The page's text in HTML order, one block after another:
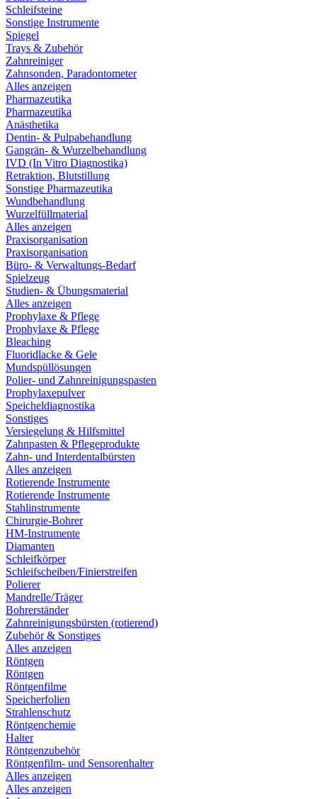
Schleifsteine
Sonstige Instrumente
Spiegel
Trays & Zubehör
Zahnreiniger
Zahnsonden, Paradontometer
Alles anzeigen
Pharmazeutika
Pharmazeutika
Anästhetika
Dentin- & Pulpabehandlung
Gangrän- & Wurzelbehandlung
IVD (In Vitro Diagnostika)
Retraktion, Blutstillung
Sonstige Pharmazeutika
Wundbehandlung
Wurzelfüllmaterial
Alles anzeigen
Praxisorganisation
Praxisorganisation
Büro- & Verwaltungs-Bedarf
Spielzeug
Studien- & Übungsmaterial
Alles anzeigen
Prophylaxe & Pflege
Prophylaxe & Pflege
Bleaching
Fluoridlacke & Gele
Mundspüllösungen
Polier- und Zahnreinigungspasten
Prophylaxepulver
Speicheldiagnostika
Sonstiges
Versiegelung & Hilfsmittel
Zahnpasten & Pflegeprodukte
Zahn- und Interdentalbürsten
Alles anzeigen
Rotierende Instrumente
Rotierende Instrumente
Stahlinstrumente
Chirurgie-Bohrer
HM-Instrumente
Diamanten
Schleifkörper
Schleifscheiben/Finierstreifen
Polierer
Mandrelle/Träger
Bohrerständer
Zahnreinigungsbürsten (rotierend)
Zubehör & Sonstiges
Alles anzeigen
Röntgen
Röntgen
Röntgenfilme
Speicherfolien
Strahlenschutz
Röntgenchemie
Halter
Röntgenzubehör
Röntgenfilm- und Sensorenhalter
Alles anzeigen
Alles anzeigen